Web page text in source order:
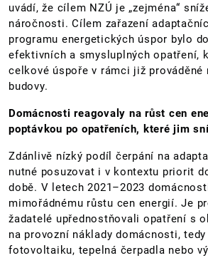
uvádí, že cílem NZÚ je „zejména“
náročnosti. Cílem zařazení
programu energetických úspor bylo
efektivních a smysluplných opatření,
celkové úspoře v rámci již prováděné
budovy.
Domácnosti reagovaly na růst cen
poptávkou po opatřeních, které jim
Zdánlivě nízký podíl čerpání na
nutné posuzovat i v kontextu priorit
době. V letech 2021–2023
mimořádnému růstu cen energií. Je
žadatelé upřednostňovali opatření s
na provozní náklady domácnosti,
fotovoltaiku, tepelná čerpadla nebo